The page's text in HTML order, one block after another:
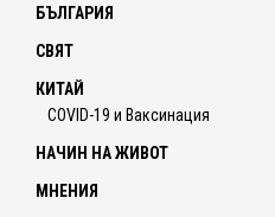
БЪЛГАРИЯ
СВЯТ
КИТАЙ
COVID-19 и Ваксинация
НАЧИН НА ЖИВОТ
МНЕНИЯ